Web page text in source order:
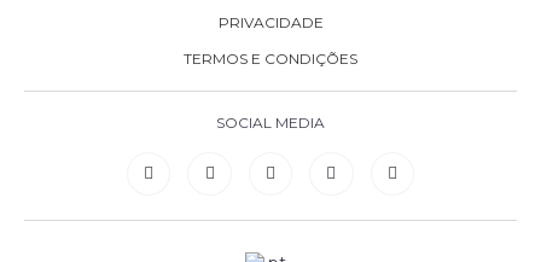
PRIVACIDADE
TERMOS E CONDIÇÕES
SOCIAL MEDIA